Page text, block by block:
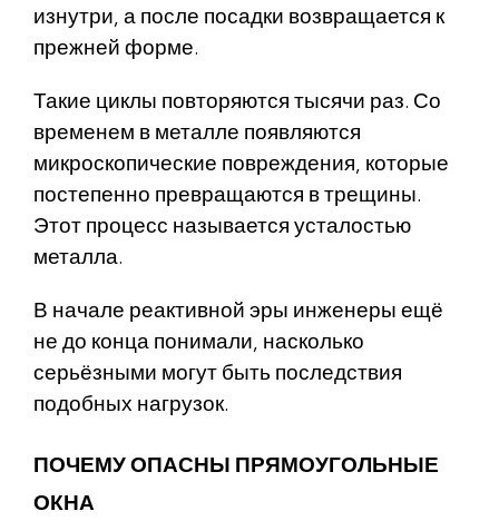
изнутри, а после посадки возвращается к
прежней форме.
Такие циклы повторяются тысячи раз. Со
временем в металле появляются
микроскопические повреждения, которые
постепенно превращаются в трещины.
Этот процесс называется усталостью
металла.
В начале реактивной эры инженеры ещё
не до конца понимали, насколько
серьёзными могут быть последствия
подобных нагрузок.
ПОЧЕМУ ОПАСНЫ ПРЯМОУГОЛЬНЫЕ
ОКНА